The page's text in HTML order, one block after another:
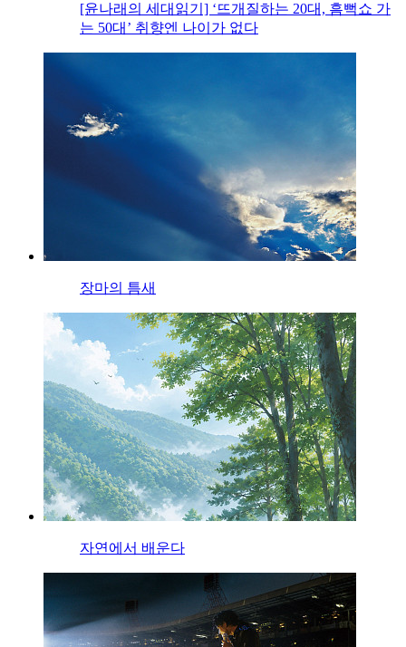
[윤나래의 세대읽기] ‘뜨개질하는 20대, 흠뻑쇼 가
는 50대’ 취향엔 나이가 없다
장마의 틈새
자연에서 배운다